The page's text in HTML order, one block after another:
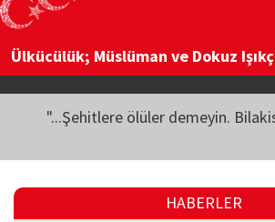
Ülkücülük; Müslüman ve Dokuz
"...Şehitlere ölüler demeyin.
HABERLER